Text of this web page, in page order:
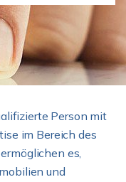
Person mit
im Bereich des
es,
und